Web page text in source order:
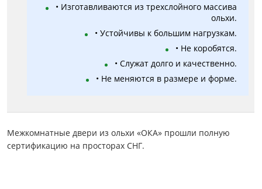
• Изготавливаются из трехслойного массива
ольхи.
• Устойчивы к большим нагрузкам.
• Не коробятся.
• Служат долго и качественно.
• Не меняются в размере и форме.
Межкомнатные двери из ольхи «ОКА» прошли полную
сертификацию на просторах СНГ.